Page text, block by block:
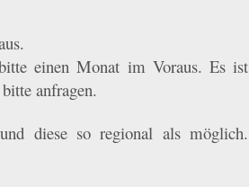
einen Monat im Voraus. Es ist
anfragen.
diese so regional als möglich.